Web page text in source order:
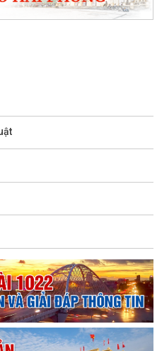
KHIÊM TUYÊN TRUYỀN, HƯỚNG
BỊ, SIM...